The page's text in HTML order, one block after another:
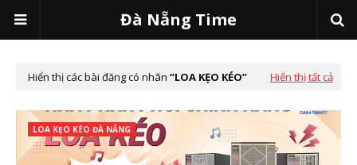
Đà Nẵng Time
Hiển thị các bài đăng có nhãn LOA KẸO KÉO Hiển thị tất cả
LOA KẸO KÉO ĐÀ NẴNG